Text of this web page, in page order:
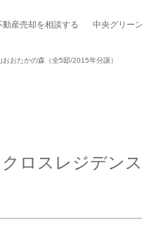
動産売却を相談する 中央グリー
おたかの森（全5邸/2015年分譲）
ロスレジデン